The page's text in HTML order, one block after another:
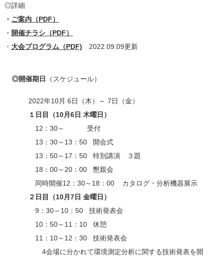
◎詳細
・ ご案内（PDF）
・ 開催チラシ（PDF）
・ 大会プログラム（PDF) 2022.09.09更新
◎開催期日 （スケジュール）
2022年10月 6日（木）～ 7日（金）
１日目（10月6日 木曜日）
12：30～ 受付
13：30～13：50 開会式
13：50～17：50 特別講演 ３題
18：00～20：00 懇親会
同時開催12：30～18：00 カタログ・分析機器展示
２日目（10月7日 金曜日）
9：30～10：50 技術発表会
10：50～11：10 休憩
11：10～12：30 技術発表会
4会場に分かれて環境測定分析に関する技術発表を開